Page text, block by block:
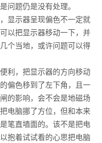
问题仍是没有处理。
示器呈现偏色不一定就
以把显示器移动一下，并
个当地，或许问题可以得
，把显示器的方向移动
偏色移到了左下角，且一
的影响，会不会是地磁场
电脑挪了方位，但和本来
笔直墙面的。该不是把电
抱着试试看的心思把电脑